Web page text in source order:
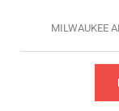
MILWAUKEE